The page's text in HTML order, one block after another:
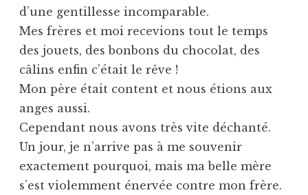
d’une gentillesse incomparable.
Mes frères et moi recevions tout le temps
des jouets, des bonbons du chocolat, des
câlins enfin c’était le rêve !
Mon père était content et nous étions aux
anges aussi.
Cependant nous avons très vite déchanté.
Un jour, je n’arrive pas à me souvenir
exactement pourquoi, mais ma belle mère
s’est violemment énervée contre mon frère.